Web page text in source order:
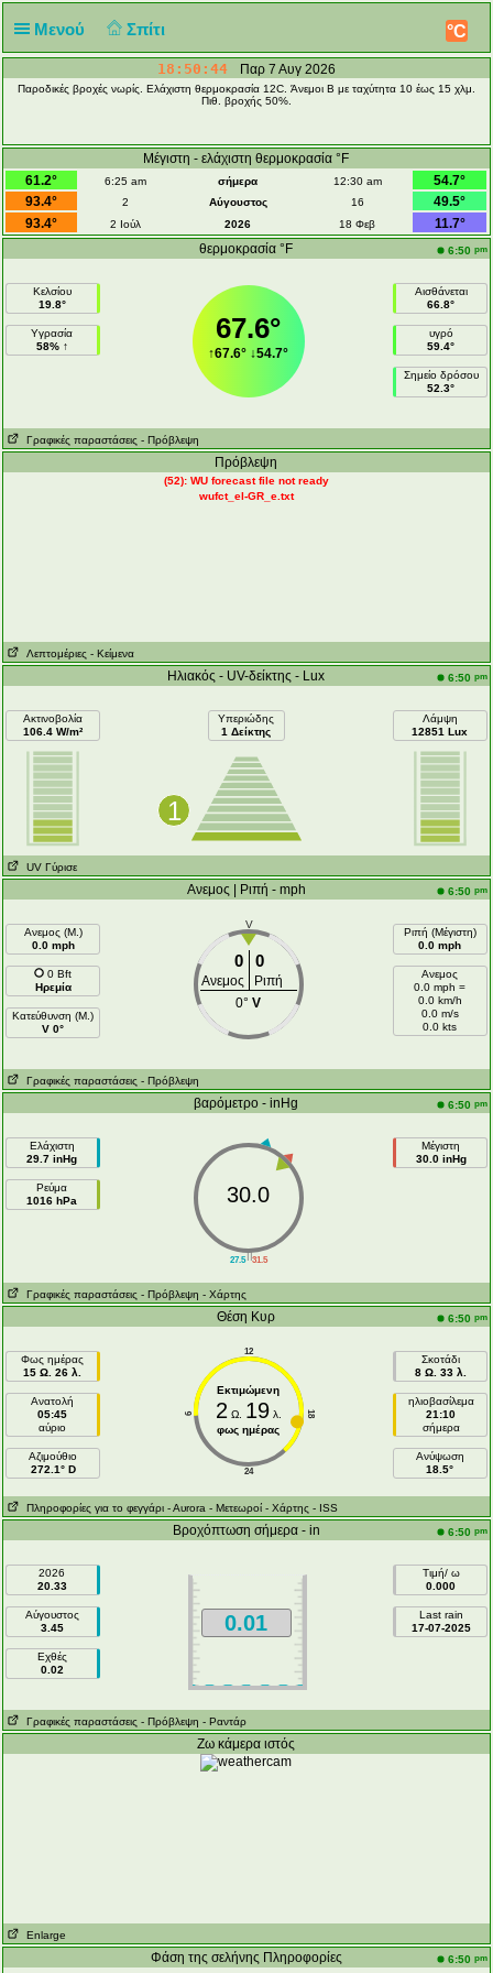
Μενού Σπίτι °C
18:50:45 Παρ 7 Αυγ 2026
Παροδικές βροχές νωρίς. Ελάχιστη θερμοκρασία 12C. Άνεμοι Β με ταχύτητα 10 έως 15 χλμ.
Πιθ. βροχής 50%.
Μέγιστη - ελάχιστη θερμοκρασία °F
61.2°
6:25 am σήμερα 12:30 am
54.7°
93.4°
2 Αύγουστος 16
49.5°
93.4°
2 Ιούλ 2026 18 Φεβ
11.7°
θερμοκρασία °F
6:50 pm
Κελσίου
19.8°
Υγρασία
58% ↑
67.6°
↑67.6° ↓54.7°
Αισθάνεται
66.8°
υγρό
59.4°
Σημείο δρόσου
52.3°
Γραφικές παραστάσεις - Πρόβλεψη
Πρόβλεψη
(52): WU forecast file not ready
wufct_el-GR_e.txt
Λεπτομέριες - Κείμενα
Ηλιακός - UV-δείκτης - Lux 6:50 pm
Ακτινοβολία
106.4 W/m²
Υπεριώδης
1 Δείκτης
1
Λάμψη
12851 Lux
UV Γύρισε
Ανεμος | Ριπή - mph 6:50 pm
Ανεμος (Μ.)
0.0 mph
0 Bft
Ηρεμία
Κατεύθυνση (Μ.)
V 0°
V
0 0
Ανεμος
Ριπή
0°V
Ριπή (Μέγιστη)
0.0 mph
Ανεμος
0.0 mph =
0.0 km/h
0.0 m/s
0.0 kts
Γραφικές παραστάσεις - Πρόβλεψη
βαρόμετρο - inHg 6:50 pm
Ελάχιστη
29.7 inHg
Ρεύμα
1016 hPa
||
27.5 31.5
30.0
Μέγιστη
30.0 inHg
Γραφικές παραστάσεις - Πρόβλεψη - Χάρτης
Θέση Κυρ 6:50 pm
Φως ημέρας
15 Ω. 26 λ.
Ανατολή
05:45
αύριο
Aζιμούθιο
272.1° D
12
24
6 18
Εκτιμώμενη
2 Ω. 19λ.
φως ημέρας
Σκοτάδι
8 Ω. 33 λ.
ηλιοβασίλεμα
21:10
σήμερα
Ανύψωση
18.5°
Πληροφορίες για το φεγγάρι - Αυrora - Μετεωροί - Χάρτης - ISS
Βροχόπτωση σήμερα - in 6:50 pm
2026
20.33
Αύγουστος
3.45
Εχθές
0.02
0.01
Τιμή/ ω
0.000
Last rain
17-07-2025
Γραφικές παραστάσεις - Πρόβλεψη - Ραντάρ
Ζω κάμερα ιστός
Enlarge
Φάση της σελήνης Πληροφορίες 6:50 pm